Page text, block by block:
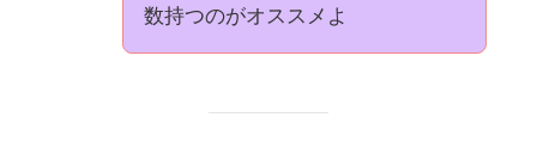
数持つのがオススメよ